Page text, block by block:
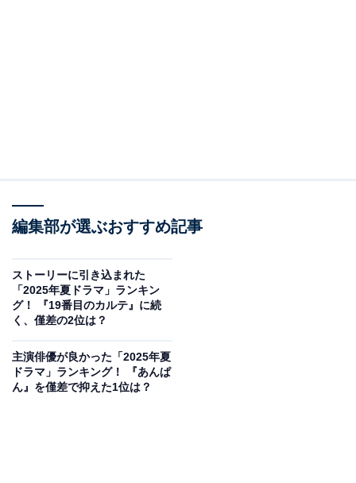
編集部が選ぶおすすめ記事
ストーリーに引き込まれた
「2025年夏ドラマ」ランキン
グ！ 『19番目のカルテ』に続
く、僅差の2位は？
主演俳優が良かった「2025年夏
ドラマ」ランキング！ 『あんぱ
ん』を僅差で抑えた1位は？